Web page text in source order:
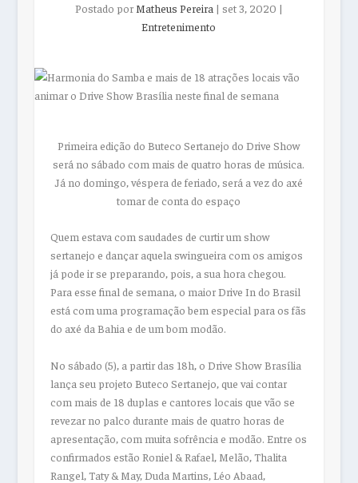
Postado por Matheus Pereira | set 3, 2020 |
Entretenimento
Primeira edição do Buteco Sertanejo do Drive Show
será no sábado com mais de quatro horas de música.
Já no domingo, véspera de feriado, será a vez do axé
tomar de conta do espaço
Quem estava com saudades de curtir um show
sertanejo e dançar aquela swingueira com os amigos
já pode ir se preparando, pois, a sua hora chegou.
Para esse final de semana, o maior Drive In do Brasil
está com uma programação bem especial para os fãs
do axé da Bahia e de um bom modão.
No sábado (5), a partir das 18h, o Drive Show Brasília
lança seu projeto Buteco Sertanejo, que vai contar
com mais de 18 duplas e cantores locais que vão se
revezar no palco durante mais de quatro horas de
apresentação, com muita sofrência e modão. Entre os
confirmados estão Roniel & Rafael, Melão, Thalita
Rangel, Taty & May, Duda Martins, Léo Abaad,